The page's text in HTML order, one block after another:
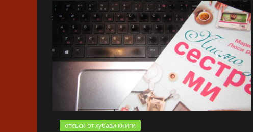
откъси от хубави книги